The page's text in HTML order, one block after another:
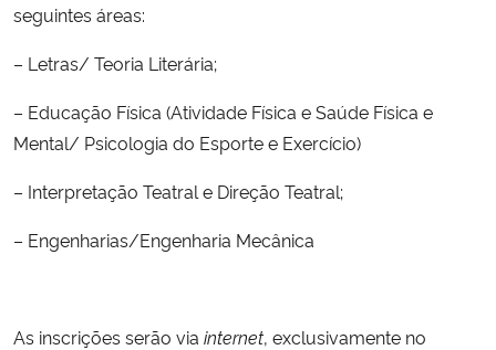
Secretaria de Governo
Banco Central do Brasil
seguintes áreas:
– Letras/ Teoria Literária;
– Educação Física (Atividade Física e Saúde Física e
Mental/ Psicologia do Esporte e Exercício)
– Interpretação Teatral e Direção Teatral;
– Engenharias/Engenharia Mecânica
As inscrições serão via internet, exclusivamente no